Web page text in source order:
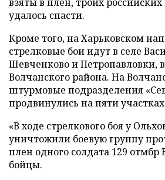
удалось спасти.
Кроме того, на Харьковском
стрелковые бои идут в селе
Шевченково и Петропавловки,
Волчанского района. На
штурмовые подразделения
продвинулись на пяти
«В ходе стрелкового боя у
уничтожили боевую группу
плен одного солдата 129 отмбр
бойцы.